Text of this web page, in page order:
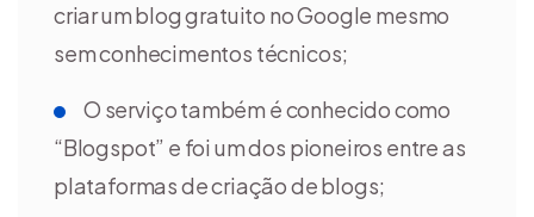
criar um blog gratuito no Google mesmo
sem conhecimentos técnicos;
O serviço também é conhecido como
“Blogspot” e foi um dos pioneiros entre as
plataformas de criação de blogs;